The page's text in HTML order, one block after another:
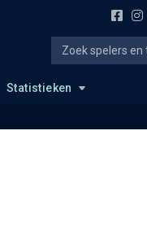
Statistieken